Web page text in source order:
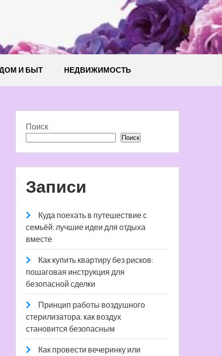
И БЫТ НЕДВИЖИМОСТЬ
Поиск
Поиск
Записи
Куда поехать в путешествие с
семьёй: лучшие идеи для отдыха
вместе
Как купить квартиру без рисков:
пошаговая инструкция для
безопасной сделки
Принцип работы воздушного
стерилизатора: как воздух
становится безопасным
Как провести вечеринку или